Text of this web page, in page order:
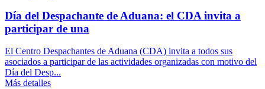
Día del Despachante de Aduana: el CDA invita a
participar de una
El Centro Despachantes de Aduana (CDA) invita a todos sus
asociados a participar de las actividades organizadas con motivo del
Día del Desp...
Más detalles